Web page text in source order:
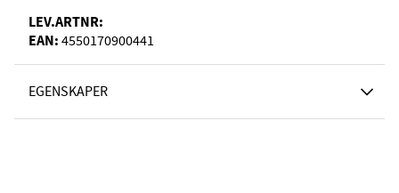
LEV.ARTNR:
EAN: 4550170900441
EGENSKAPER